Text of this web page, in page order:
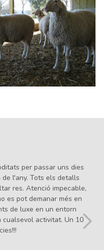
estupendo. El entorno es
El apartamento era
amplio y cómodo. Esta
y no descuidan ni
Repetiremos!